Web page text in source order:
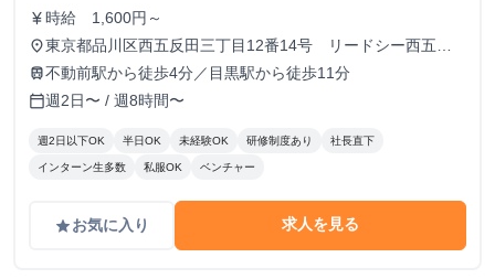
currency_yen 時給 1,600円～
place東京都品川区西五反田三丁目12番14号 リードシー西五反
田ビル7-8階（受付8階）
train不動前駅から徒歩4分／目黒駅から徒歩11分
calendar_today週2日〜 / 週8時間〜
週2日以下OK 半日OK 未経験OK 研修制度あり 社長直下
インターン生多数 私服OK ベンチャー
gradeお気に入り 求人を見る